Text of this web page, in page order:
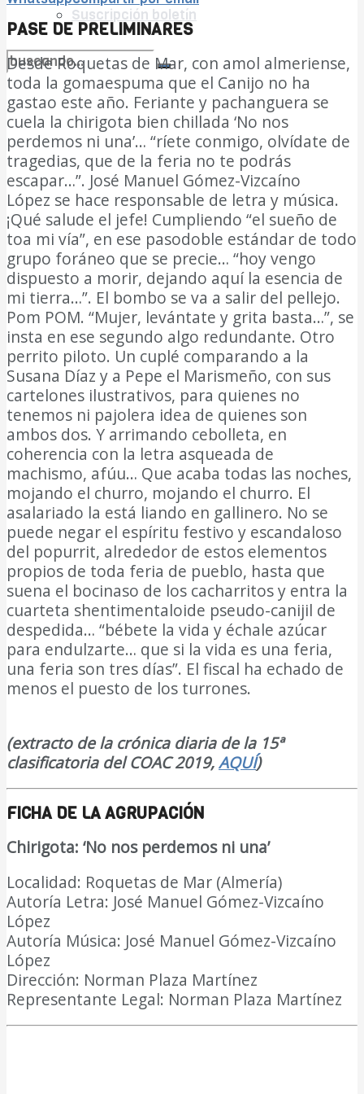
Suscripción boletín
no encontramos resultados coincidentes
Ver todos los resultados
PASE DE PRELIMINARES
Desde Roquetas de Mar, con amol almeriense,
toda la gomaespuma que el Canijo no ha
gastao este año. Feriante y pachanguera se
cuela la chirigota bien chillada ‘No nos
perdemos ni una’… “ríete conmigo, olvídate de
tragedias, que de la feria no te podrás
escapar…”. José Manuel Gómez-Vizcaíno
López se hace responsable de letra y música.
¡Qué salude el jefe! Cumpliendo “el sueño de
toa mi vía”, en ese pasodoble estándar de todo
grupo foráneo que se precie… “hoy vengo
dispuesto a morir, dejando aquí la esencia de
mi tierra…”. El bombo se va a salir del pellejo.
Pom POM. “Mujer, levántate y grita basta…”, se
insta en ese segundo algo redundante. Otro
perrito piloto. Un cuplé comparando a la
Susana Díaz y a Pepe el Marismeño, con sus
cartelones ilustrativos, para quienes no
tenemos ni pajolera idea de quienes son
ambos dos. Y arrimando cebolleta, en
coherencia con la letra asqueada de
machismo, afúu… Que acaba todas las noches,
mojando el churro, mojando el churro. El
asalariado la está liando en gallinero. No se
puede negar el espíritu festivo y escandaloso
del popurrit, alrededor de estos elementos
propios de toda feria de pueblo, hasta que
suena el bocinaso de los cacharritos y entra la
cuarteta shentimentaloide pseudo-canijil de
despedida… “bébete la vida y échale azúcar
para endulzarte… que si la vida es una feria,
una feria son tres días”. El fiscal ha echado de
menos el puesto de los turrones.
(extracto de la crónica diaria de la 15ª
clasificatoria del COAC 2019,AQUÍ)
FICHA DE LA AGRUPACIÓN
Chirigota: ‘No nos perdemos ni una’
Localidad: Roquetas de Mar (Almería)
Autoría Letra: José Manuel Gómez-Vizcaíno
López
Autoría Música: José Manuel Gómez-Vizcaíno
López
Dirección: Norman Plaza Martínez
Representante Legal: Norman Plaza Martínez